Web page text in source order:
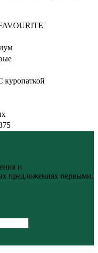
куропаткой
и
предложениях первыми.